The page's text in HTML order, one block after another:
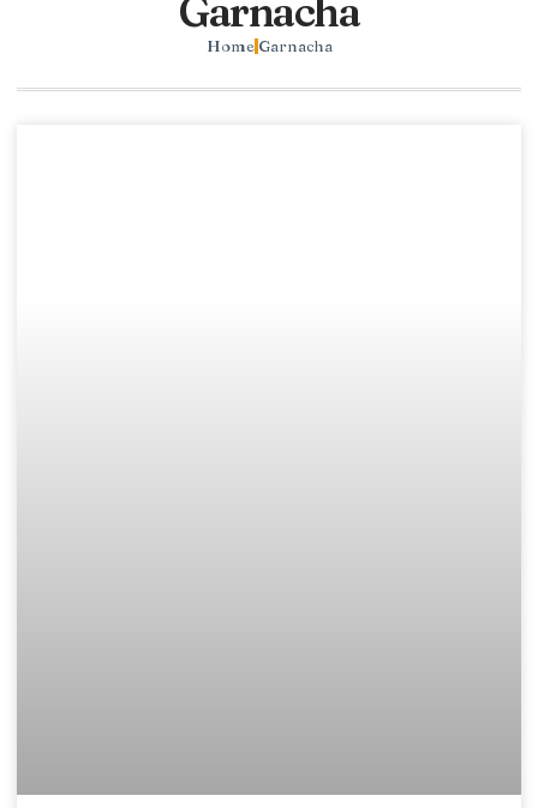
Garnacha
Home Garnacha